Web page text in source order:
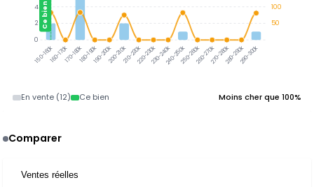
150-160k160-170k170-180k180-190k190-200k200-210k210-220k220-230k230-240k240-250k250-260k260-270k270-280k280-290k290-300k
Ce bien
100
50
4
2
0
En vente (12) Ce bien Moins cher que 100%
Comparer
Ventes réelles